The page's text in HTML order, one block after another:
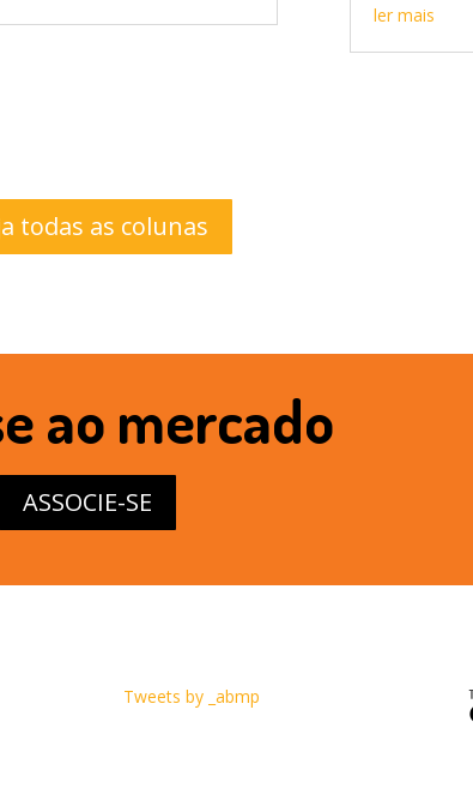
ler mais
todas as colunas
ao mercado
ASSOCIE-SE
Tweets by _abmp